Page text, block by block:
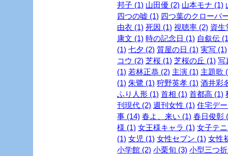
邦子 (1) 山田優 (2) 山本モナ (1)
四つの嘘 (1) 四つ葉のクローバ
由衣 (1) 死因 (1) 視聴率 (2) 資生
康文 (1) 時の記念日 (1) 自叙伝
(1) 七夕 (2) 質屋の日 (1) 実写 (1)
コウ (2) 芝桜 (1) 芝桜の丘 (1) 写
(1) 若林正恭 (2) 主演 (1) 主題歌
(1) 朱鷺 (1) 狩野英孝 (1) 酒井彩
ふり人形 (1) 首相 (1) 首都高 (1)
刊現代 (2) 週刊女性 (1) 住宅デ
事 (14) 春よ、来い (1) 春日俊彰
様 (1) 女王様キャラ (1) 女子テ
(1) 女児 (1) 女性セブン (1) 女性
小学館 (2) 小栗旬 (3) 小型三つ